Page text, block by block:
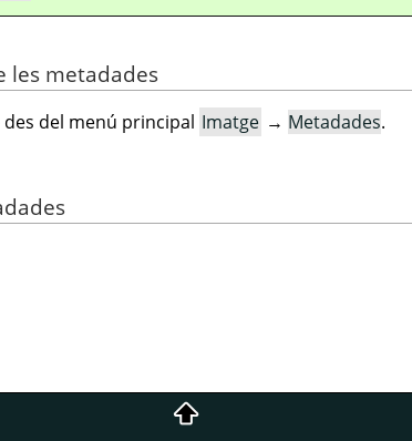
les metadades
del menú principal Imatge → Metadades.